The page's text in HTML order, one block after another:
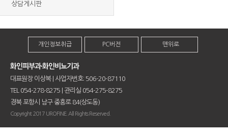
상담게시판
개인정보취급 PC버전 맨위로
화인피부과·화인비뇨기과
대표원장 이상복 | 사업자번호: 506-20-87110
TEL 054-278-8275 | 관리실 054-275-8275
경북 포항시 남구 중흥로 84(상도동)
Copyright 2017 UROFINE. All Rights Reserved.